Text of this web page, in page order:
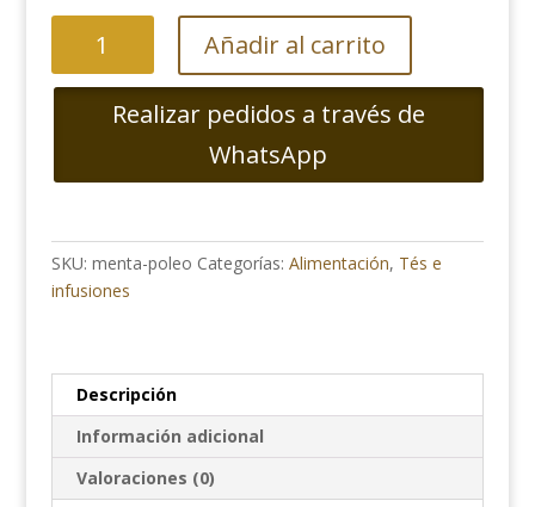
cantidad
Añadir al carrito
Realizar pedidos a través de
WhatsApp
SKU: menta-poleo Categorías: Alimentación, Tés e
infusiones
Descripción
Información adicional
Valoraciones (0)